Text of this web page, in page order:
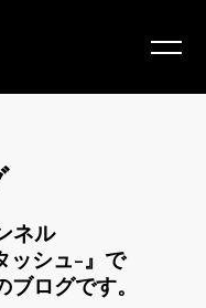
ネル
ッシュ-』で
ログです。